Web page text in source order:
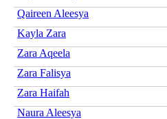
Qaireen Aleesya
Kayla Zara
Zara Aqeela
Zara Falisya
Zara Haifah
Naura Aleesya